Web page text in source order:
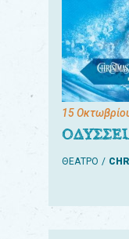
15
ΘΕΑΤΡΟ